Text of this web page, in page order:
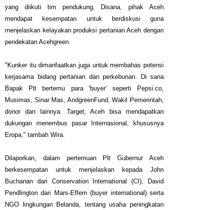
yang diikuti tim pendukung. Disana, pihak Aceh
mendapat kesempatan untuk berdiskusi guna
menjelaskan kelayakan produksi pertanian Aceh dengan
pendekatan Acehgreen.
"Kunker itu dimanfaatkan juga untuk membahas potensi
kerjasama bidang pertanian dan perkebunan. Di sana
Bapak Plt bertemu para 'buyer' seperti Pepsi.co,
Musimas, Sinar Mas, AndgreenFund, Wakil Pemerintah,
donor dan lainnya. Target, Aceh bisa mendapatkan
dukungan menembus pasar Internasional, khususnya
Eropa," tambah Wira.
Dilaporkan, dalam pertemuan Plt Gubernur Aceh
berkesempatan untuk menjelaskan kepada John
Buchanan dari Conservation International (CI), David
Pendlington dari Mars-Effem (buyer international) serta
NGO lingkungan Belanda, tentang usaha peningkatan